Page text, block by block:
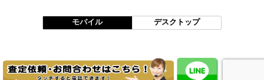
モバイル デスクトップ